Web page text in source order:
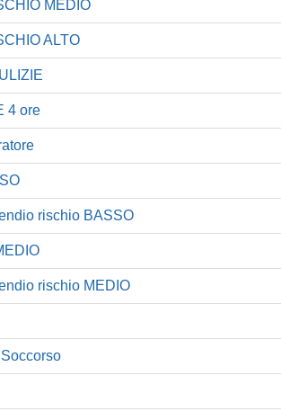
MEDIO
ALTO
4 ore
rischio BASSO
rischio MEDIO